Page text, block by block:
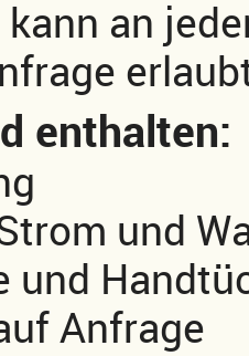
kann an
enthalten:
und
und
Anfrage